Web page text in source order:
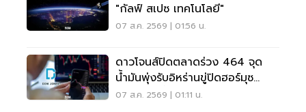
"กัลฟ์ สเปซ เทคโนโลยี"
07 ส.ค. 2569 | 01:56 น.
ดาวโจนส์ปิดตลาดร่วง 464 จุด
น้ำมันพุ่งรับอิหร่านขู่ปิดฮอร์มุซ
จับตาเฟดขึ้นดอกเบี้ย
07 ส.ค. 2569 | 01:11 น.